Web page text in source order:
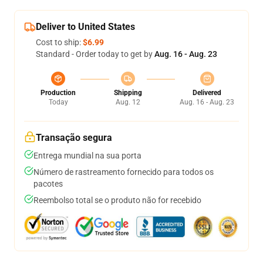
Deliver to United States
Cost to ship:$6.99
Standard - Order today to get byAug. 16 - Aug. 23
Production
Today
Shipping
Aug. 12
Delivered
Aug. 16 - Aug. 23
Transação segura
Entrega mundial na sua porta
Número de rastreamento fornecido para todos os
pacotes
Reembolso total se o produto não for recebido